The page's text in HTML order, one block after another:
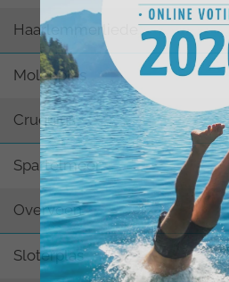
Haarlemmerliede
Molenplas
Cruquius
Spartelmeer
Overveen
Sloterplas